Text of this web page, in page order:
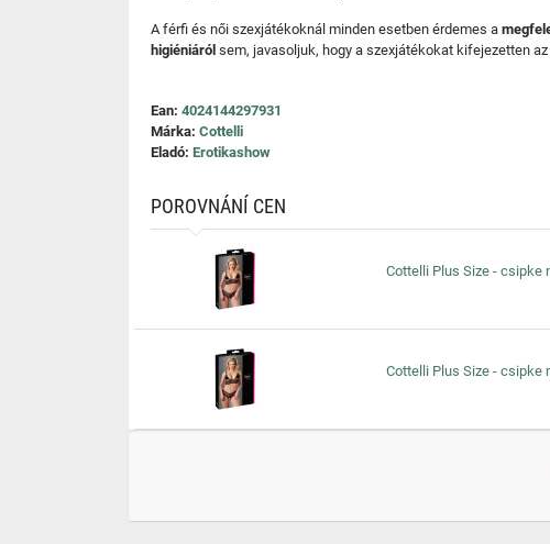
A férfi és női szexjátékoknál minden esetben érdemes a
higiéniáról sem, javasoljuk, hogy a szexjátékokat kifejezetten
Ean: 4024144297931
Márka: Cottelli
Eladó: Erotikashow
POROVNÁNÍ CEN
Cottelli Plus Size -
Cottelli Plus Size -